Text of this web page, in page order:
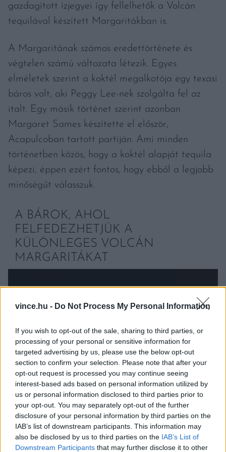
vince.hu - Do Not Process My Personal Information
If you wish to opt-out of the sale, sharing to third parties, or
processing of your personal or sensitive information for
targeted advertising by us, please use the below opt-out
section to confirm your selection. Please note that after your
opt-out request is processed you may continue seeing
interest-based ads based on personal information utilized by
us or personal information disclosed to third parties prior to
your opt-out. You may separately opt-out of the further
disclosure of your personal information by third parties on the
IAB’s list of downstream participants. This information may
also be disclosed by us to third parties on the IAB’s List of
Downstream Participants that may further disclose it to other
gazdagított ízjegyei így fellelhetők a Volcán
tequilával készített Margaritákban is.
A Margaritának számos eredettörténete és
végtelen számú változata létezik. Egyes
elméletek szerint a koktél megalkotója egy texasi
báros volt, aki Peggy Lee-nek szolgálta fel az
italt. Egy másik történet szerint azonban
Margaret Sames készítette el először,
Acapulcoban tartott partiján. Ami minden
történetben közös, hogy a koktél alapját tequila
képezi, éppen ezért fontos, hogy ebből a legjobb
minőségűt válasszuk.
A BÁROK, AHOL
FELFEDEZHETJÜK A
KÜLÖNLEGES VOLCÁN
MARGARITÁKAT